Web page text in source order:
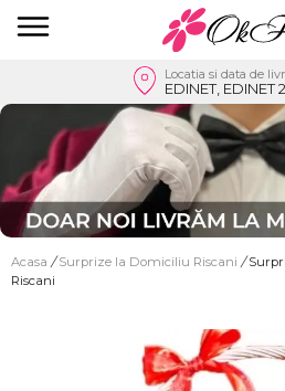
Locatia si data de
EDINET,
Acasa / Surprize la Domiciliu Riscani /
Riscani